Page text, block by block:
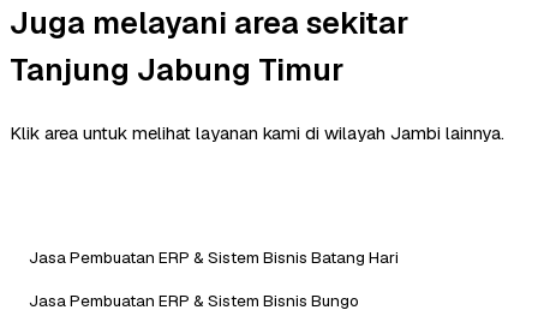
Juga melayani area sekitar
Tanjung Jabung Timur
Klik area untuk melihat layanan kami di wilayah Jambi lainnya.
Jasa Pembuatan ERP & Sistem Bisnis Batang Hari
Jasa Pembuatan ERP & Sistem Bisnis Bungo